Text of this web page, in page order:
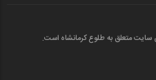
متعلق به طلوع کرمانشاه است.